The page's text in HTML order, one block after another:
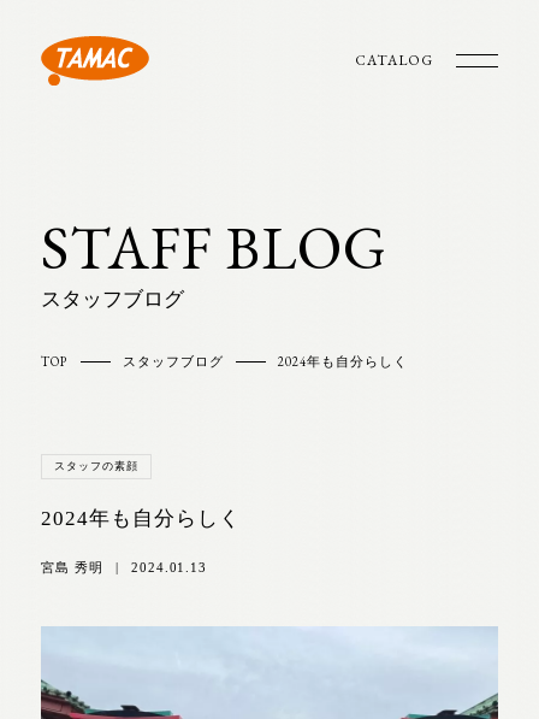
CATALOG
STAFF BLOG
スタッフブログ
TOP スタッフブログ 2024年も自分らしく
スタッフの素顔
2024年も自分らしく
宮島 秀明 | 2024.01.13